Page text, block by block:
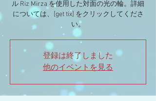
ル Riz Mirza を使用した対面の光の輪。詳細
については、[get tix] をクリックしてくださ
い。
登録は終了しました
他のイベントを見る